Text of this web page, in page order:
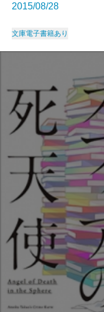
2015/08/28
文庫電子書籍あり